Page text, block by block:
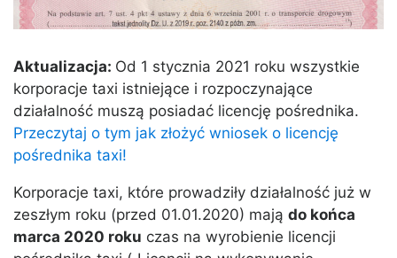
Aktualizacja: Od 1 stycznia 2021 roku wszystkie
korporacje taxi istniejące i rozpoczynające
działalność muszą posiadać licencję pośrednika.
Przeczytaj o tym jak złożyć wniosek o licencję
pośrednika taxi!
Korporacje taxi, które prowadziły działalność już w
zeszłym roku (przed 01.01.2020) mają do końca
marca 2020 roku czas na wyrobienie licencji